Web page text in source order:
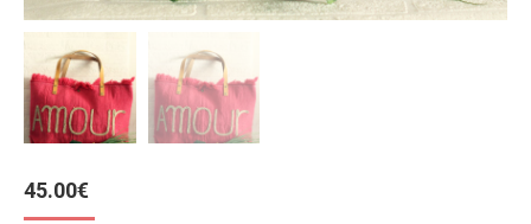
45.00€